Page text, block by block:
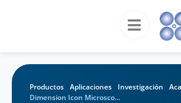
Productos Aplicaciones Investigación
Dimension Icon Microsco...